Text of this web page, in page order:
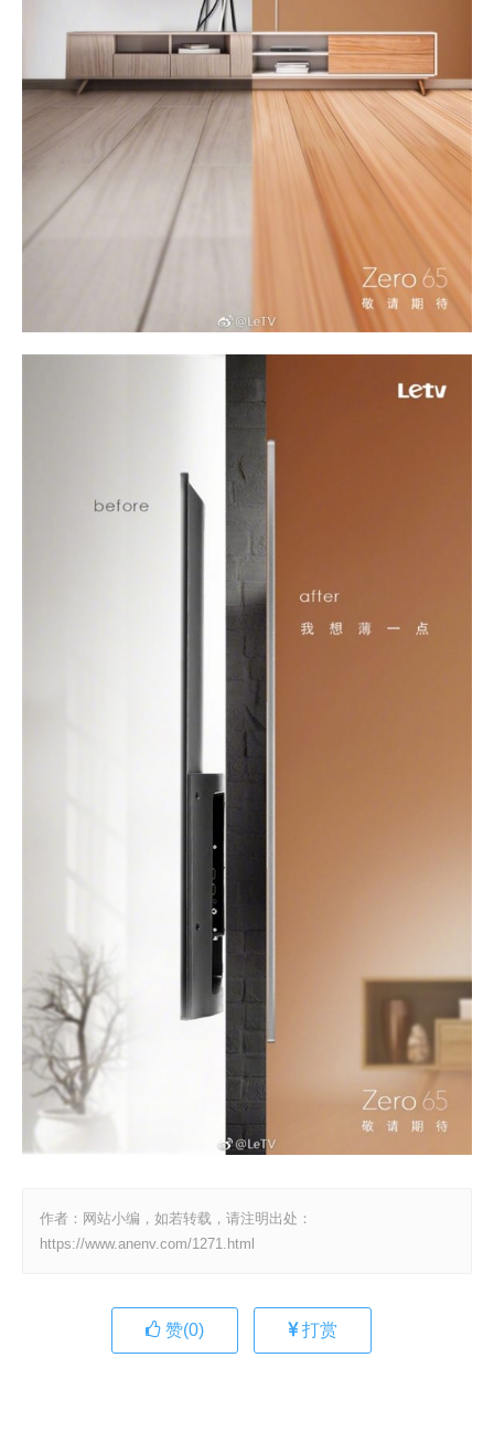
作者：网站小编，如若转载，请注明出处：
https://www.anenv.com/1271.html
赞(0) 打赏